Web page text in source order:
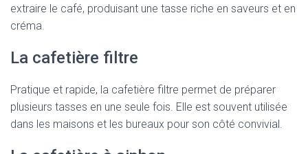
extraire le café, produisant une tasse riche en saveurs et en
créma.
La cafetière filtre
Pratique et rapide, la cafetière filtre permet de préparer
plusieurs tasses en une seule fois. Elle est souvent utilisée
dans les maisons et les bureaux pour son côté convivial.